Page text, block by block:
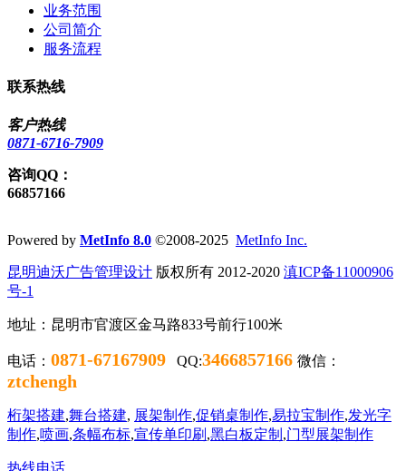
业务范围
公司简介
服务流程
联系热线
客户热线
0871-6716-7909
咨询QQ：
66857166
Powered by MetInfo 8.0 ©2008-2025 MetInfo Inc.
昆明迪沃广告管理设计 版权所有 2012-2020 滇ICP备11000906
号-1
地址：昆明市官渡区金马路833号前行100米
电话： 0871-67167909 QQ:3466857166 微信：
ztchengh
桁架搭建,舞台搭建, 展架制作,促销桌制作,易拉宝制作,发光字
制作,喷画,条幅布标,宣传单印刷 ,黑白板定制 ,门型展架制作